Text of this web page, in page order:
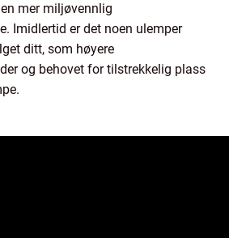
mer miljøvennlig
Imidlertid er det noen ulemper
ditt, som høyere
og behovet for tilstrekkelig plass